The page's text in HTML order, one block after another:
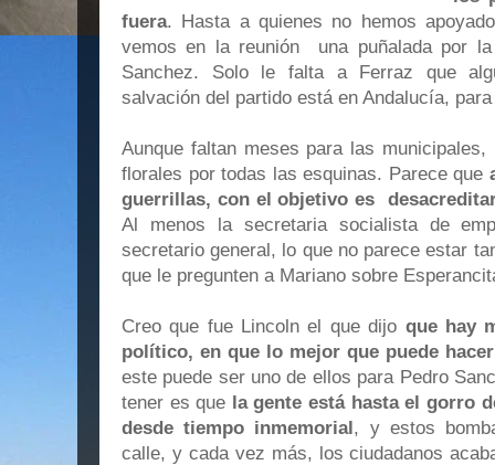
fuera. Hasta a quienes no hemos
vemos en la reunión una puñalada por
Sanchez. Solo le falta a Ferraz que
salvación del partido está en Andalucía,
Aunque faltan meses para las
florales por todas las esquinas. Parece que
guerrillas, con el objetivo es
Al menos la secretaria socialista de
secretario general, lo que no parece estar
que le pregunten a Mariano sobre
Creo que fue Lincoln el que dijo que hay
político, en que lo mejor que puede
este puede ser uno de ellos para Pedro
tener es que la gente está hasta el gorro
desde tiempo inmemorial, y estos
calle, y cada vez más, los ciudadanos